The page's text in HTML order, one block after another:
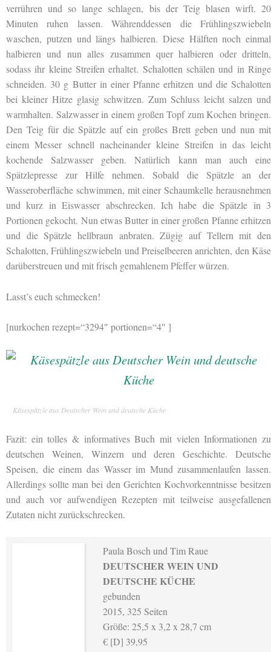
verrühren und so lange schlagen, bis der Teig blasen wirft. 20
Minuten ruhen lassen. Währenddessen die Frühlingszwiebeln
waschen, putzen und längs halbieren. Diese Hälften noch einmal
halbieren und nun alles zusammen quer halbieren oder dritteln,
sodass ihr kleine Streifen erhaltet. Schalotten schälen und in Ringe
schneiden. 30 g Butter in einer Pfanne erhitzen und die Schalotten
bei kleiner Hitze glasig schwitzen. Zum Schluss leicht salzen und
warmhalten. Salzwasser in einem großen Topf zum Kochen bringen.
Den Teig für die Spätzle auf ein großes Brett geben und nun mit
einem Messer schnell nacheinander kleine Streifen in das leicht
kochende Salzwasser geben. Natürlich kann man auch eine
Spätzlepresse zur Hilfe nehmen. Sobald die Spätzle an der
Wasseroberfläche schwimmen, mit einer Schaumkelle herausnehmen
und kurz in Eiswasser abschrecken. Ich habe die Spätzle in 3
Portionen gekocht. Nun etwas Butter in einer großen Pfanne erhitzen
und die Spätzle hellbraun anbraten. Zügig auf Tellern mit den
Schalotten, Frühlingszwiebeln und Preiselbeeren anrichten, den Käse
darüberstreuen und mit frisch gemahlenem Pfeffer würzen.
Lasst’s euch schmecken!
[nurkochen rezept=“3294″ portionen=“4″ ]
Käsespätzle aus Deutscher Wein und deutsche Küche
Fazit: ein tolles & informatives Buch mit vielen Informationen zu
deutschen Weinen, Winzern und deren Geschichte. Deutsche
Speisen, die einem das Wasser im Mund zusammenlaufen lassen.
Allerdings sollte man bei den Gerichten Kochvorkenntnisse besitzen
und auch vor aufwendigen Rezepten mit teilweise ausgefallenen
Zutaten nicht zurückschrecken.
Paula Bosch und Tim Raue
DEUTSCHER WEIN UND
DEUTSCHE KÜCHE
gebunden
2015, 325 Seiten
Größe: 25,5 x 3,2 x 28,7 cm
€ [D] 39,95